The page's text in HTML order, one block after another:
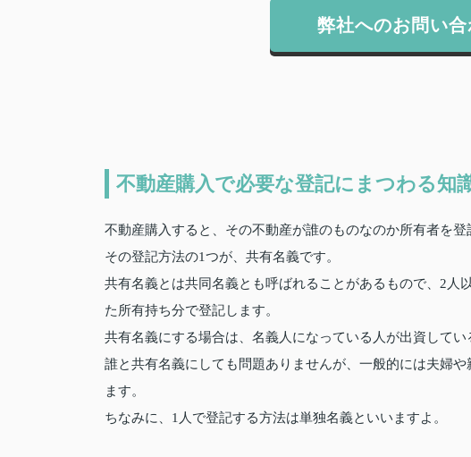
弊社へのお問い
不動産購入で必要な登記にまつわる知
不動産購入すると、その不動産が誰のものなのか所有者を登
その登記方法の1つが、共有名義です。
共有名義とは共同名義とも呼ばれることがあるもので、2人
た所有持ち分で登記します。
共有名義にする場合は、名義人になっている人が出資してい
誰と共有名義にしても問題ありませんが、一般的には夫婦
ます。
ちなみに、1人で登記する方法は単独名義といいますよ。